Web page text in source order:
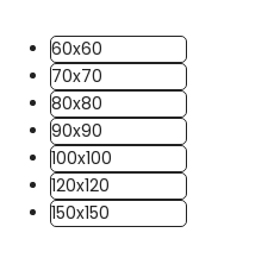
60x60
70x70
80x80
90x90
100x100
120x120
150x150